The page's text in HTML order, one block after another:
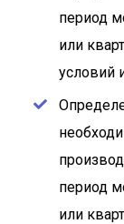
период
или
условий
период
или